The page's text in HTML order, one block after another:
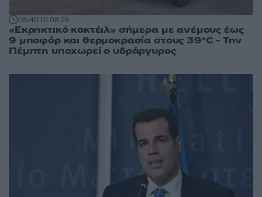
06:4010.08.26
«Εκρηκτικό κοκτέιλ» σήμερα με ανέμους έως
9 μποφόρ και θερμοκρασία στους 39°C - Την
Πέμπτη υποχωρεί ο υδράργυρος